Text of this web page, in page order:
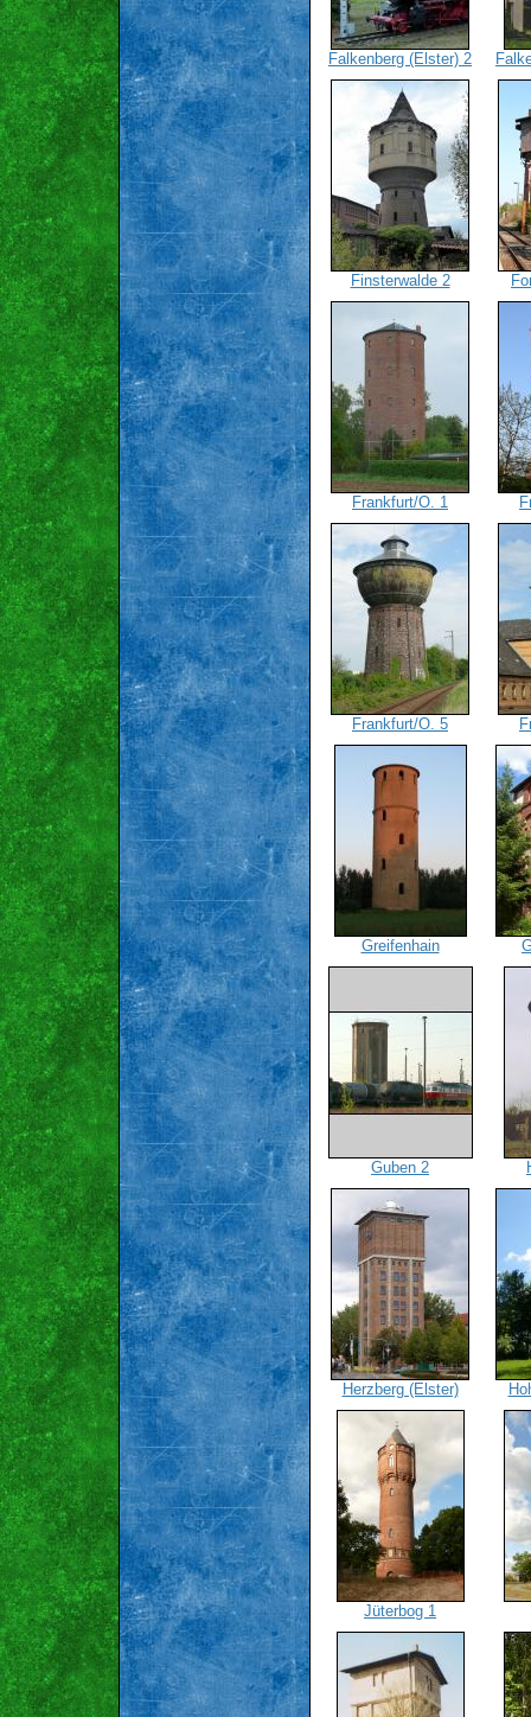
Falkenberg (Elster) 2
Finsterwalde 2
Frankfurt/O. 1
Frankfurt/O. 5
Greifenhain
Guben 2
Herzberg (Elster)
Jüterbog 1